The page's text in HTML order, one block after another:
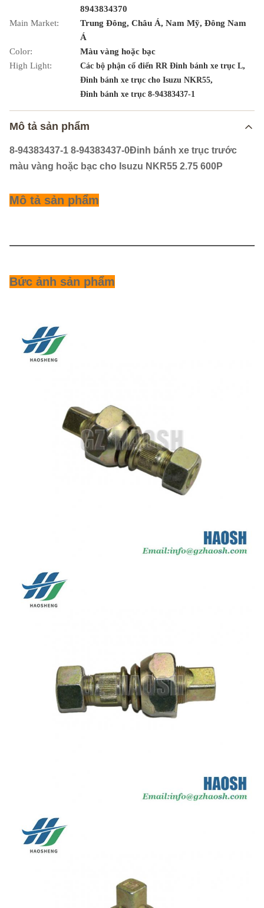
8943834370
Main Market:
Trung Đông, Châu Á, Nam Mỹ, Đông Nam
Á
Color:
Màu vàng hoặc bạc
High Light:
Các bộ phận cổ điển RR Đinh bánh xe trục L,
Đinh bánh xe trục cho Isuzu NKR55,
Đinh bánh xe trục 8-94383437-1
Mô tả sản phẩm
8-94383437-1 8-94383437-0Đinh bánh xe trục trước
màu vàng hoặc bạc cho Isuzu NKR55 2.75 600P
Mô tả sản phẩm
phẩm
xe hơi
Số phần
Thẻ/Điều trung lập
Bằng đường biển / Hàng
không / Express
Bức ảnh sản phẩm